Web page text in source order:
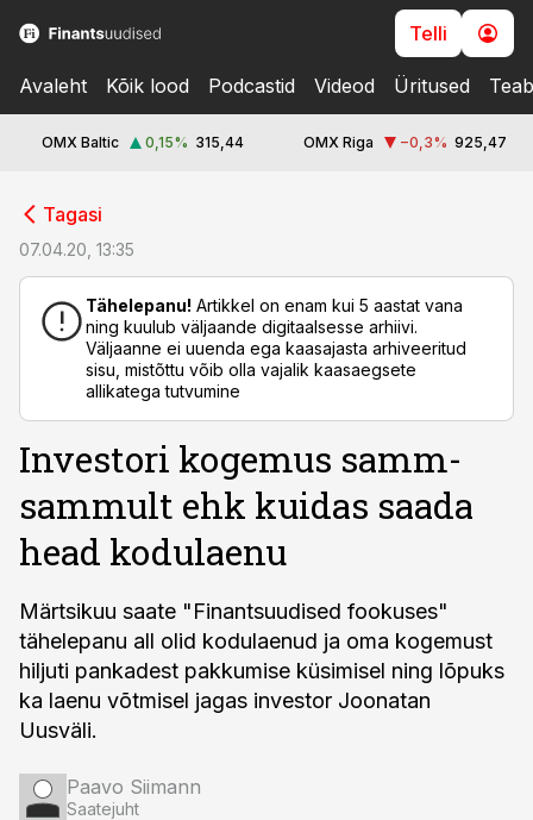
Telli
Avaleht Kõik lood Podcastid Videod Üritused
OMX Baltic 0,15% 315,44 OMX Riga −0,3% 925,47
Tagasi
07.04.20, 13:35
Tähelepanu! Artikkel on enam kui 5 aastat vana
ning kuulub väljaande digitaalsesse arhiivi.
Väljaanne ei uuenda ega kaasajasta arhiveeritud
sisu, mistõttu võib olla vajalik kaasaegsete
allikatega tutvumine
Investori kogemus samm-
sammult ehk kuidas saada
head kodulaenu
Märtsikuu saate "Finantsuudised fookuses"
tähelepanu all olid kodulaenud ja oma kogemust
hiljuti pankadest pakkumise küsimisel ning lõpuks
ka laenu võtmisel jagas investor Joonatan
Uusväli.
Paavo Siimann
Saatejuht